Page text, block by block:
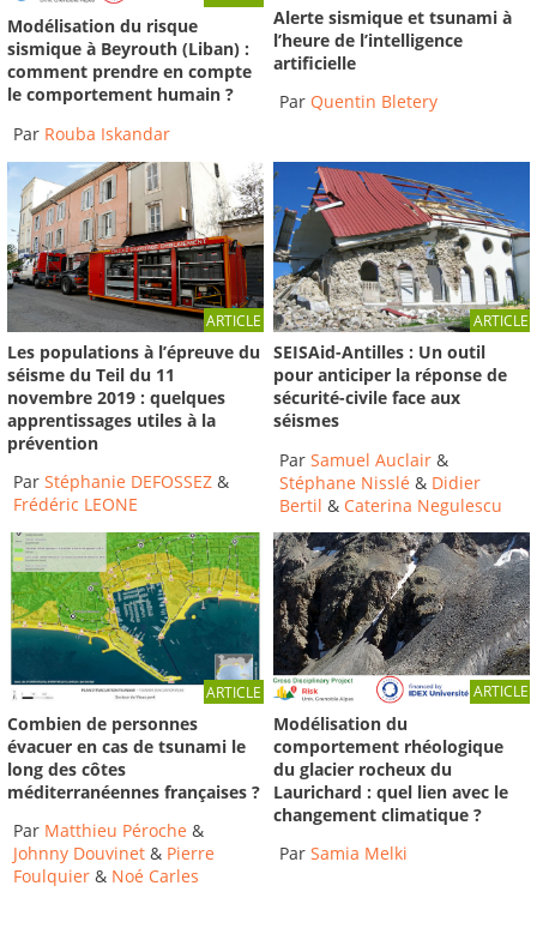
Modélisation du risque
sismique à Beyrouth (Liban) :
comment prendre en compte
le comportement humain ?
Par Rouba Iskandar
Alerte sismique et tsunami à
l’heure de l’intelligence
artificielle
Par Quentin Bletery
ARTICLE
Les populations à l’épreuve du
séisme du Teil du 11
novembre 2019 : quelques
apprentissages utiles à la
prévention
Par Stéphanie DEFOSSEZ &
Frédéric LEONE
ARTICLE
SEISAid-Antilles : Un outil
pour anticiper la réponse de
sécurité-civile face aux
séismes
ParSamuel Auclair &
Stéphane Nisslé& Didier
Bertil & Caterina Negulescu
ARTICLE
Combien de personnes
évacuer en cas de tsunami le
long des côtes
méditerranéennes françaises ?
Par Matthieu Péroche &
Johnny Douvinet & Pierre
Foulquier & Noé Carles
ARTICLE
Modélisation du
comportement rhéologique
du glacier rocheux du
Laurichard : quel lien avec le
changement climatique ?
ParSamia Melki